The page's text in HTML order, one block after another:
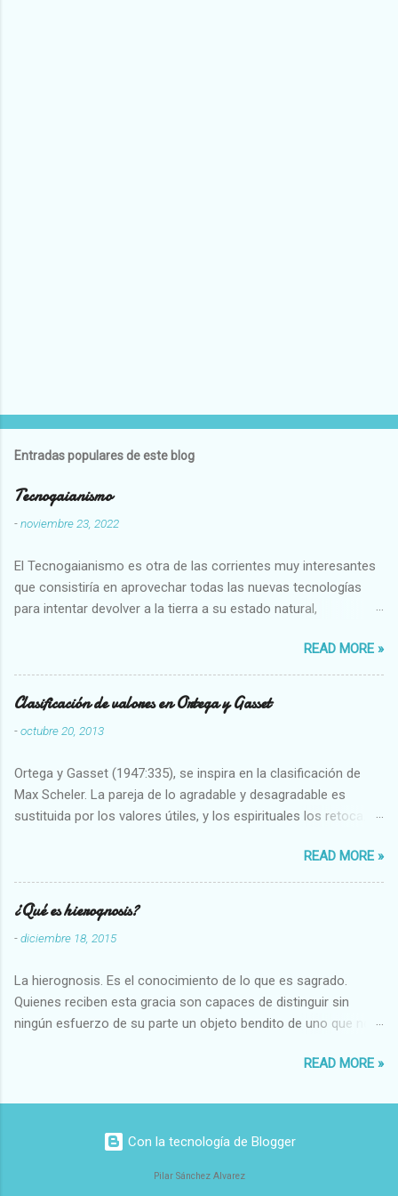
Entradas populares de este blog
Tecnogaianismo
-noviembre 23, 2022
El Tecnogaianismo es otra de las corrientes muy interesantes
que consistiría en aprovechar todas las nuevas tecnologías
para intentar devolver a la tierra a su estado natural,
READ MORE »
Clasificación de valores en Ortega y Gasset
-octubre 20, 2013
Ortega y Gasset (1947:335), se inspira en la clasificación de
Max Scheler. La pareja de lo agradable y desagradable es
sustituida por los valores útiles, y los espirituales los retoca.
Abundante-Escaso,etc 2 VITALES Sano-Enfermo Selecto-
Vulgar Enérgico-Inerte Fuerte-Débil,etc. 3 ESPIRITUALES a)
Intelectuales Conocimiento-Error Exacto-Aproximado
Evidente-Probable,etc b) Morales Bueno-malo Bondadoso-
malvado Justo-Injusto Escrupuloso-Relajado Leal-Desleal,etc.
Armonioso-Inarmonioso 4 RELIGIOSOS Santo-Pr...
READ MORE »
¿Qué es hierognosis?
-diciembre 18, 2015
La hierognosis. Es el conocimiento de lo que es sagrado.
Quienes reciben esta gracia son capaces de distinguir sin
ningún esfuerzo de su parte un objeto bendito de uno que no
READ MORE »
Con la tecnología de Blogger
Pilar Sánchez Alvarez